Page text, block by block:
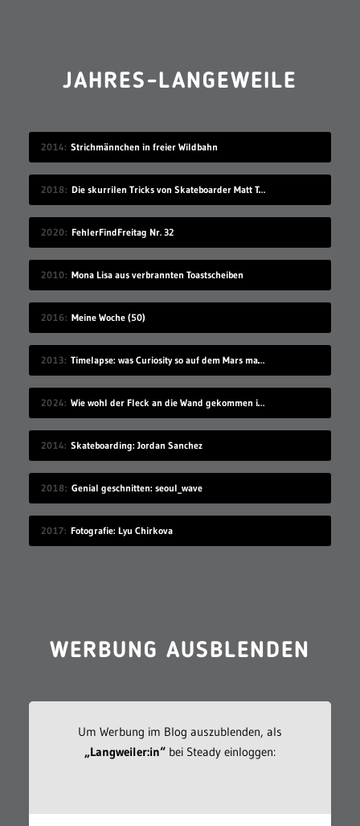
JAHRES-LANGEWEILE
2014 Strichmännchen in freier Wildbahn
2018 Die skurrilen Tricks von Skateboarder Matt Tomasello
2020 FehlerFindFreitag Nr. 32
2010 Mona Lisa aus verbrannten Toastscheiben
2016 Meine Woche (50)
2013 Timelapse: was Curiosity so auf dem Mars macht
2024 Wie wohl der Fleck an die Wand gekommen ist?
2014 Skateboarding: Jordan Sanchez
2018 Genial geschnitten: seoul_wave
2017 Fotografie: Lyu Chirkova
WERBUNG AUSBLENDEN
Um Werbung im Blog auszublenden, als
„Langweiler:in“bei Steady einloggen: